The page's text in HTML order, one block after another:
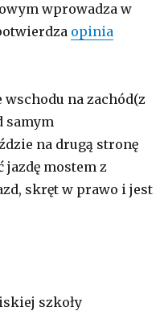
wprowadza w
opinia
na zachód(z
samym
na drugą stronę
jazdę mostem z
skręt w prawo i jest
szkoły